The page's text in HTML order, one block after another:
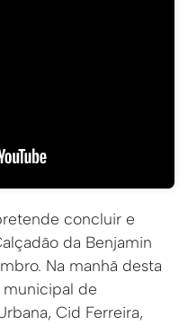
concluir e
da Benjamin
Na manhã desta
de
Cid Ferreira,